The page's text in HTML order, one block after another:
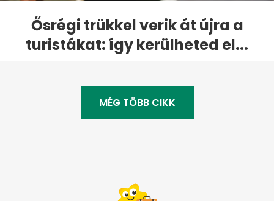
Ősrégi trükkel verik át újra a
turistákat: így kerülheted el...
MÉG TÖBB CIKK